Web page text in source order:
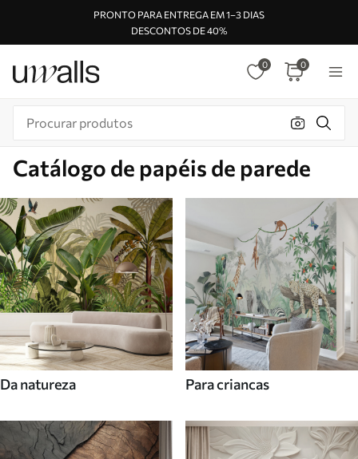
PRONTO PARA ENTREGA EM 1–3 DIAS
DESCONTOS DE 40%
0 0
Catálogo de papéis de parede
Da natureza Para criancas